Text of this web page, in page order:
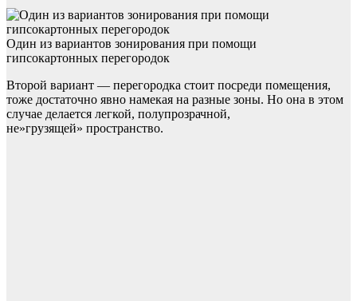
Один из вариантов зонирования при помощи
гипсокартонных перегородок
Второй вариант — перегородка стоит посреди помещения,
тоже достаточно явно намекая на разные зоны. Но она в этом
случае делается легкой, полупрозрачной,
не»грузящей» пространство.